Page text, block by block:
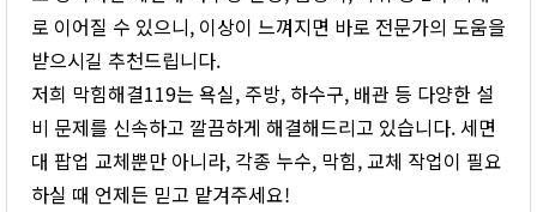
로 이어질 수 있으니, 이상이 느껴지면 바로 전문가의 도움을
받으시길 추천드립니다.
저희 막힘해결119는 욕실, 주방, 하수구, 배관 등 다양한 설
비 문제를 신속하고 깔끔하게 해결해드리고 있습니다. 세면
대 팝업 교체뿐만 아니라, 각종 누수, 막힘, 교체 작업이 필요
하실 때 언제든 믿고 맡겨주세요!